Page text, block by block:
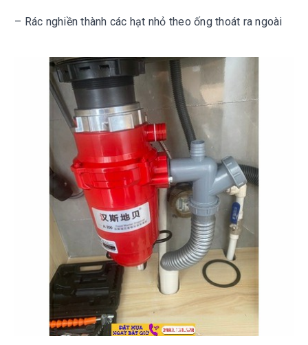
– Rác nghiền thành các hạt nhỏ theo ống thoát ra ngoài